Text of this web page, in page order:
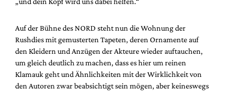
Auf der Bühne des NORD steht nun die Wohnung der
Rushdies mit gemusterten Tapeten, deren Ornamente auf
den Kleidern und Anzügen der Akteure wieder auftauchen,
um gleich deutlich zu machen, dass es hier um reinen
Klamauk geht und Ähnlichkeiten mit der Wirklichkeit von
den Autoren zwar beabsichtigt sein mögen, aber keineswegs